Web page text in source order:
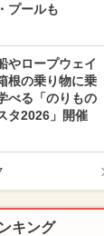
プールも
やロープウェイ
根の乗り物に乗
べる「のりもの
タ2026」開催
キング